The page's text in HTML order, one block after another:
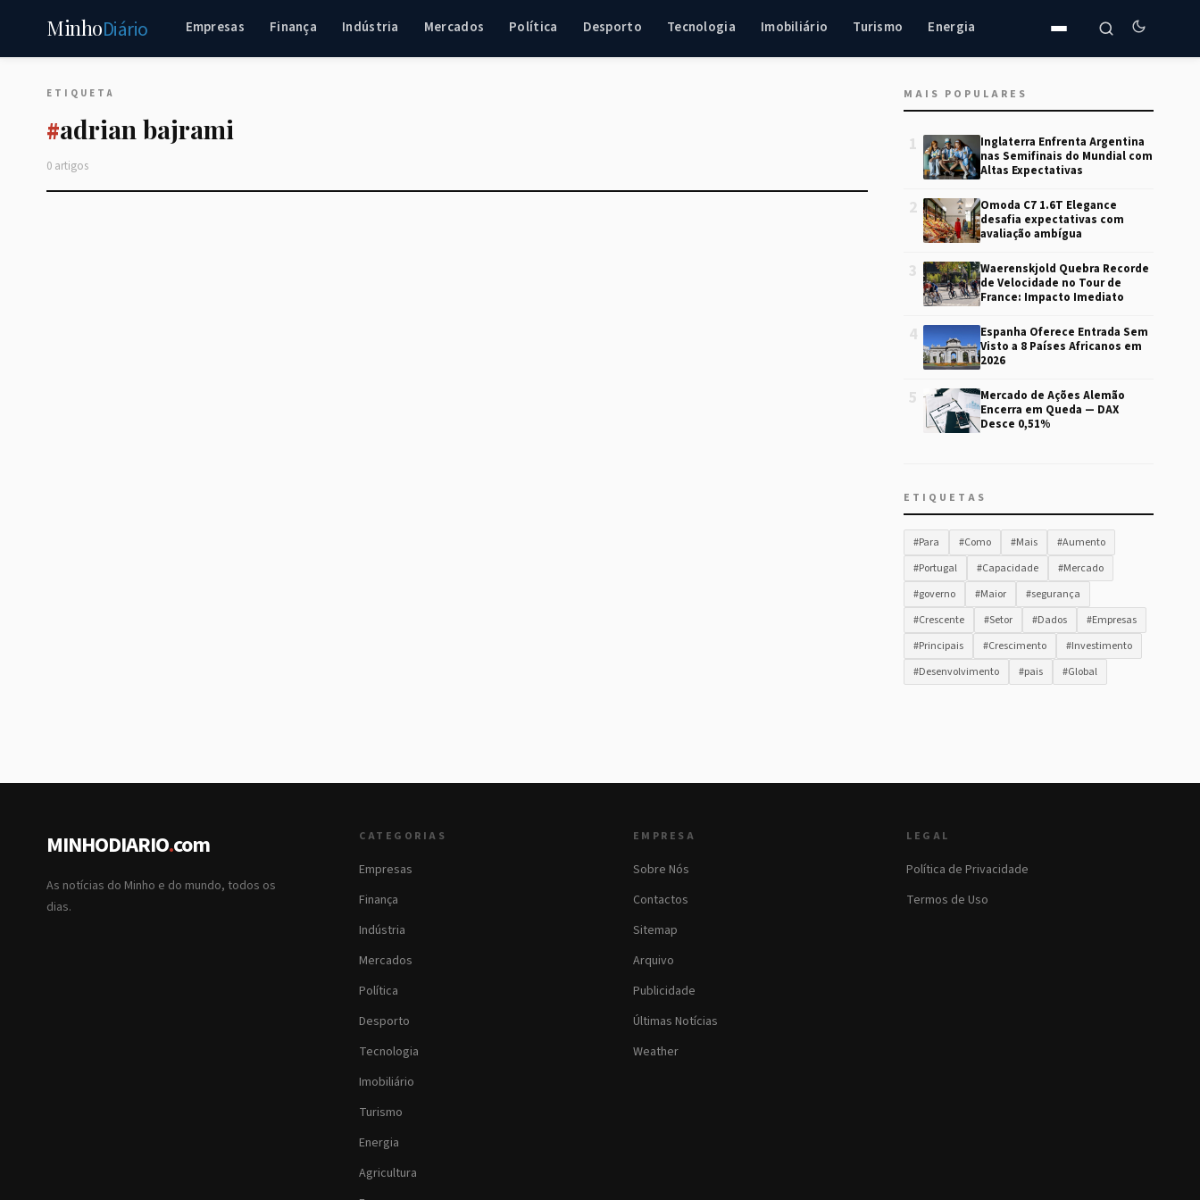
MinhoDiário Empresas Finança Indústria Mercados Política Desporto Tecnologia Imobiliário Turismo Energia
ETIQUETA
#adrian bajrami
0 artigos
MAIS POPULARES
1
Inglaterra Enfrenta Argentina
nas Semifinais do Mundial com
Altas Expectativas
2
Omoda C7 1.6T Elegance
desafia expectativas com
avaliação ambígua
3
Waerenskjold Quebra Recorde
de Velocidade no Tour de
France: Impacto Imediato
4
Espanha Oferece Entrada Sem
Visto a 8 Países Africanos em
2026
5
Mercado de Ações Alemão
Encerra em Queda — DAX
Desce 0,51%
ETIQUETAS
#Para #Como #Mais
#Aumento
#Portugal
#Capacidade
#Mercado
#governo
#Maior
#segurança
#Crescente
#Setor #Dados
#Empresas
#Principais
#Crescimento
#Investimento
#Desenvolvimento
#pais #Global
MINHODIARIO.com
As notícias do Minho e do mundo, todos os
dias.
CATEGORIAS
Empresas
Finança
Indústria
Mercados
Política
Desporto
Tecnologia
Imobiliário
Turismo
Energia
Agricultura
EMPRESA
Sobre Nós
Contactos
Sitemap
Arquivo
Publicidade
Últimas Notícias
Weather
LEGAL
Política de Privacidade
Termos de Uso